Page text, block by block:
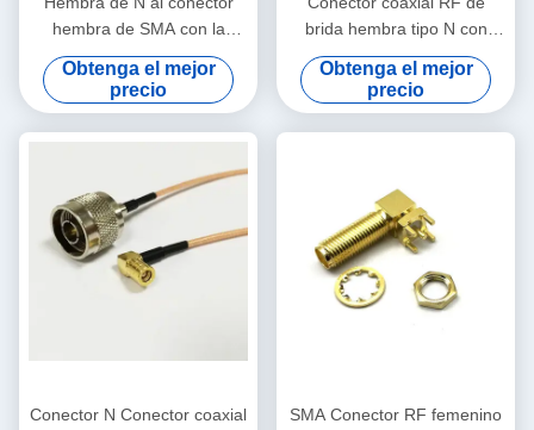
hembra de SMA con la
impedancia del grado IP65
50Ω y la frecuencia 0~3GHz
para el conjunto de cable
coaxial
Obtenga el mejor
precio
brida hembra tipo N con
contacto de bronce
fosforado con clasificación
IP65 para frecuencia de
0~3GHz
Obtenga el mejor
precio
Conector N Conector coaxial
SMA Conector RF femenino